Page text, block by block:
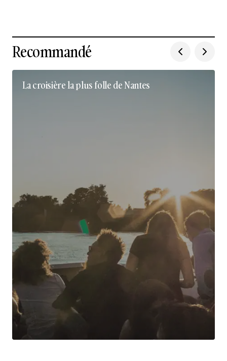
Recommandé
La croisière la plus folle de Nantes